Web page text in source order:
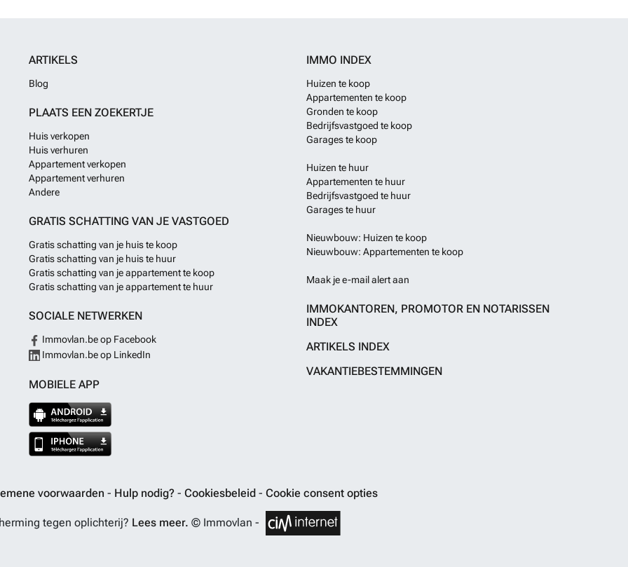
ARTIKELS
Blog
PLAATS EEN ZOEKERTJE
Huis verkopen
Huis verhuren
Appartement verkopen
Appartement verhuren
Andere
GRATIS SCHATTING VAN JE VASTGOED
Gratis schatting van je huis te koop
Gratis schatting van je huis te huur
Gratis schatting van je appartement te koop
Gratis schatting van je appartement te huur
SOCIALE NETWERKEN
Immovlan.be op Facebook
Immovlan.be op LinkedIn
MOBIELE APP
IMMO INDEX
Huizen te koop
Appartementen te koop
Gronden te koop
Bedrijfsvastgoed te koop
Garages te koop
Huizen te huur
Appartementen te huur
Bedrijfsvastgoed te huur
Garages te huur
Nieuwbouw: Huizen te koop
Nieuwbouw: Appartementen te koop
Maak je e-mail alert aan
IMMOKANTOREN, PROMOTOR EN NOTARISSEN
INDEX
ARTIKELS INDEX
VAKANTIEBESTEMMINGEN
voorwaarden - Hulp nodig? - Cookiesbeleid - Cookie consent opties
tegen oplichterij? Lees meer. © Immovlan -